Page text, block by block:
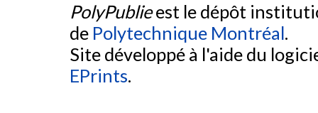
PolyPublieest le dépôt
de Polytechnique Montréal.
Site développé à l'aide du
EPrints.